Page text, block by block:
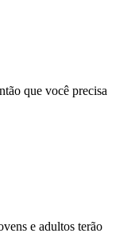
que você precisa
e adultos terão